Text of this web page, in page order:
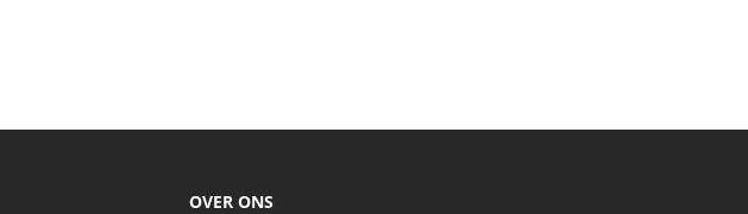
OVER ONS